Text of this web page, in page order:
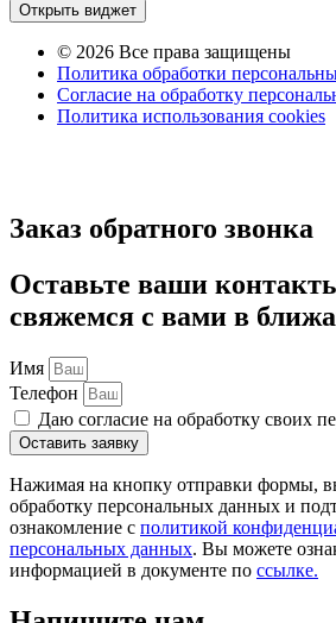
Открыть виджет
© 2026 Все права защищены
Политика обработки
Согласие на обработку
Политика использования cookies
Заказ обратного звонка
Оставьте ваши
свяжемся с вами в
Имя
Телефон
Даю согласие на обработку своих
Оставить заявку
Нажимая на кнопку отправки формы,
обработку персональных данных и
ознакомление с политикой
персональных данных. Вы можете
информацией в документе по ссылке.